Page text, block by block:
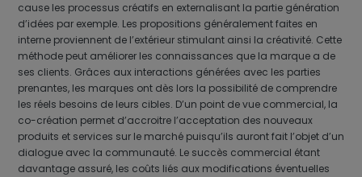
cause les processus créatifs en externalisant la partie génération
d’idées par exemple. Les propositions généralement faites en
interne proviennent de l’extérieur stimulant ainsi la créativité. Cette
méthode peut améliorer les connaissances que la marque a de
ses clients. Grâces aux interactions générées avec les parties
prenantes, les marques ont dès lors la possibilité de comprendre
les réels besoins de leurs cibles. D’un point de vue commercial, la
co-création permet d’accroitre l’acceptation des nouveaux
produits et services sur le marché puisqu’ils auront fait l’objet d’un
dialogue avec la communauté. Le succès commercial étant
davantage assuré, les coûts liés aux modifications éventuelles